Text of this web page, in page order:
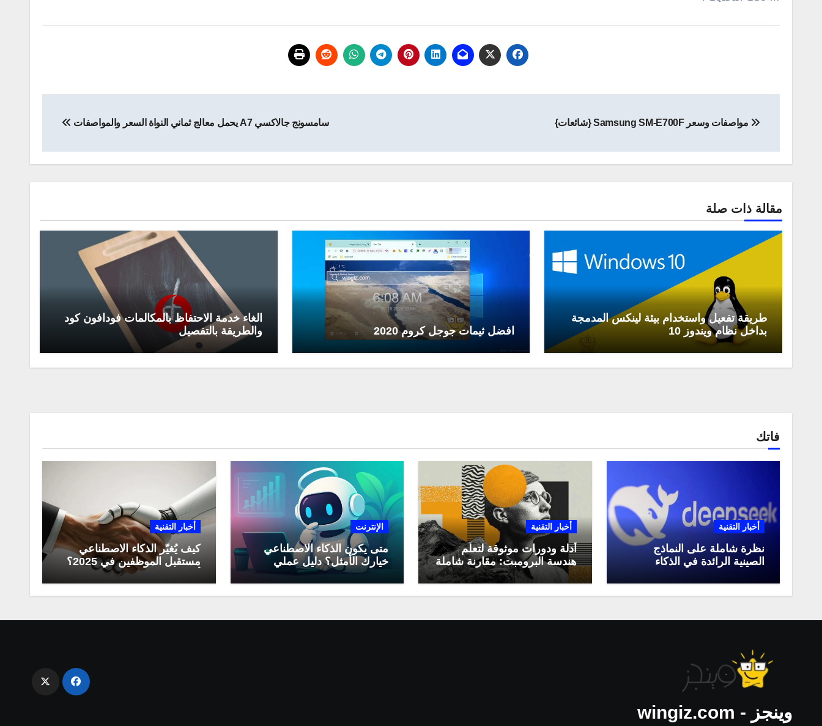
المقالات
مواصفات وسعر Samsung SM-E700F {شائعات} سامسونج جالاكسي A7 يحمل معالج ثماني النواة السعر والمواصفات
مقالة ذات صلة
طريقة تفعيل واستخدام بيئة لينكس المدمجة
بداخل نظام ويندوز 10
افضل ثيمات جوجل كروم 2020
الغاء خدمة الاحتفاظ بالمكالمات فودافون كود
والطريقة بالتفصيل
فاتك
أخبار التقنية
نظرة شاملة على النماذج
الصينية الرائدة في الذكاء
وكيف تستفيد منها في عام
2025
أخبار التقنية
أدلة ودورات موثوقة لتعلّم
هندسة البرومبت: مقارنة شاملة
لعام 2025
الإنترنت
متى يكون الذكاء الاصطناعي
خيارك الأمثل؟ دليل عملي
لاستخدامه في العمل اليومي
أخبار التقنية
كيف يُغيّر الذكاء الاصطناعي
مستقبل الموظفين في 2025؟
أبرز التحولات المهنية
وينجز - wingiz.com